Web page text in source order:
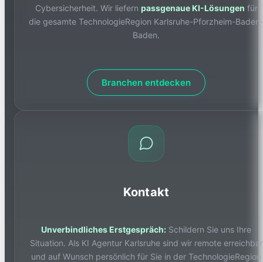
Cybersicherheit. Wir liefern passgenaue KI-Lösungen für
die gesamte TechnologieRegion Karlsruhe-Pforzheim-Baden-
Baden.
Branchen entdecken
Kontakt
Unverbindliches Erstgespräch: Schildern Sie uns Ihre
Situation. Als KI Agentur Karlsruhe sind wir remote erreichbar
und auf Wunsch persönlich für Sie in der TechnologieRegion